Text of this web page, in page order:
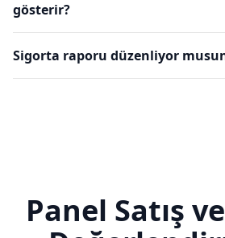
gösterir?
Sigorta raporu düzenliyor
Panel Satış